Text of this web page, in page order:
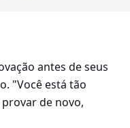
antes de seus
"Você está tão
de novo,